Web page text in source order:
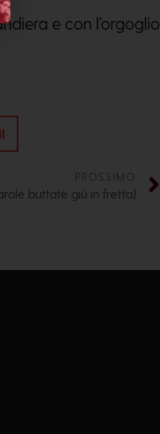
e con l’orgoglio
PROSSIMO
buttate giù in fretta)